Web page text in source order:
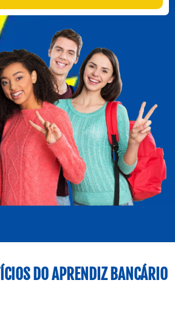
DO APRENDIZ BANCÁRIO